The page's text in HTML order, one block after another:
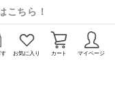
こちら！
す お気に入り カート マイページ